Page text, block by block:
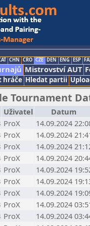
CHN CRO CZE DEN ENG ESP
Mistrovství AUT
hráče Hledat partii
Tournament
Uživatel Datum
ProX 14.09.2024
ProX 14.09.2024
ProX 14.09.2024
ProX 14.09.2024
ProX 14.09.2024
ProX 14.09.2024
ProX 14.09.2024
ProX 14.09.2024
ProX 14.09.2024